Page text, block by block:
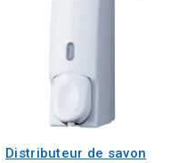
Distributeur de savon